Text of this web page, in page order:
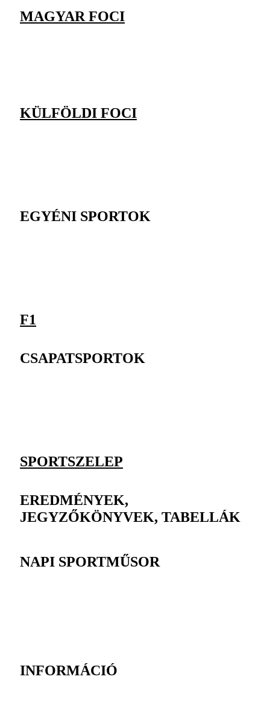
MAGYAR FOCI
KÜLFÖLDI FOCI
EGYÉNI SPORTOK
F1
CSAPATSPORTOK
SPORTSZELEP
EREDMÉNYEK,
JEGYZŐKÖNYVEK, TABELLÁK
NAPI SPORTMŰSOR
INFORMÁCIÓ